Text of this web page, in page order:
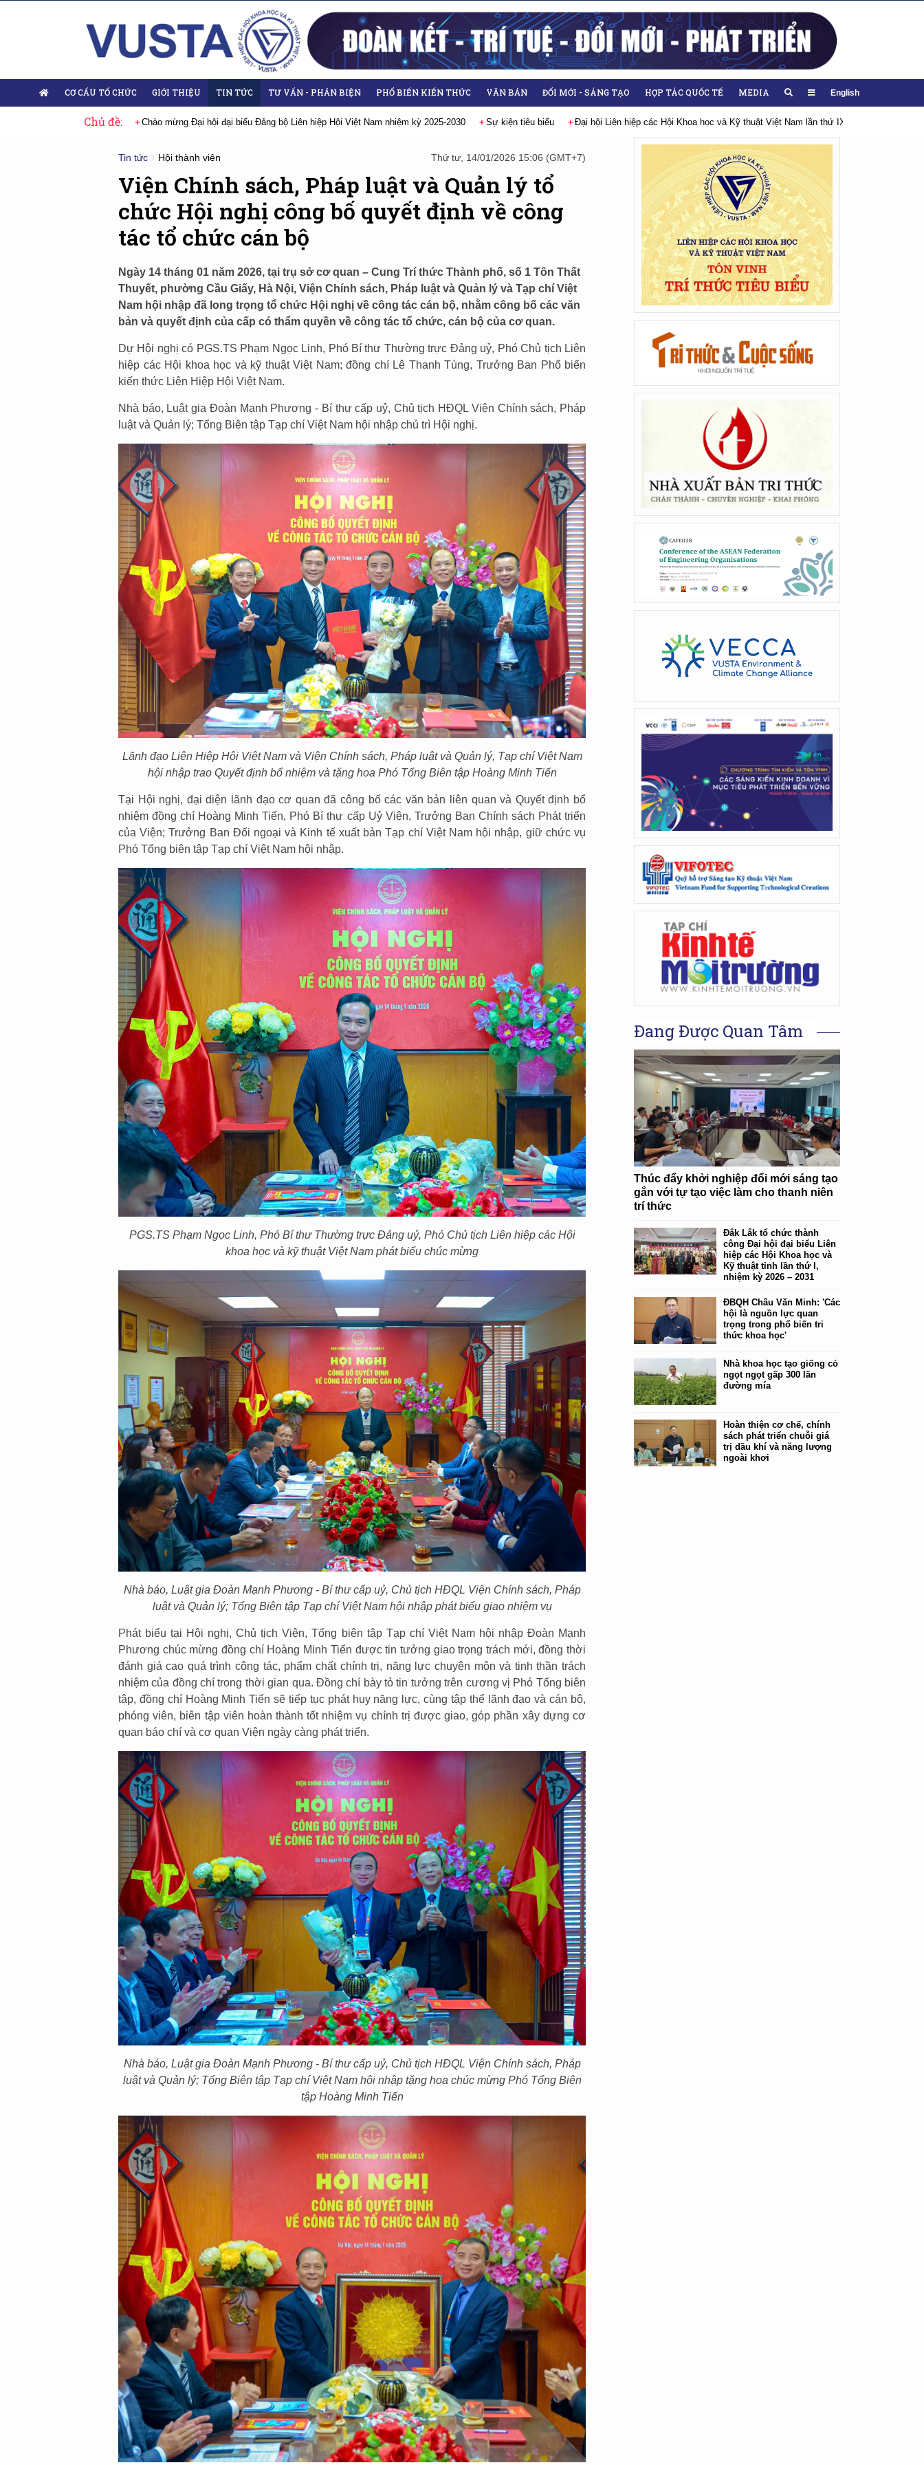
CƠ CẤU TỔ CHỨC GIỚI THIỆU TIN TỨC TƯ VẤN - PHẢN BIỆN PHỔ BIẾN KIẾN THỨC VĂN BẢN ĐỔI MỚI - SÁNG TẠO HỢP TÁC QUỐC TẾ MEDIA English
Chủ đề:
hiệp Hội Việt Nam nhiệm kỳ 2025-2030 Sự kiện tiêu biểu Đại hội Liên hiệp các Hội Khoa học và Kỹ thuật Việt Nam lần thứ IX, nhiệm kỳ 2026-2031 Hướng tới Đại hội lần thứ XIV của Đảng
Tin tức Hội thành viên Thứ tư, 14/01/2026 15:06 (GMT+7)
Viện Chính sách, Pháp luật và Quản lý tổ
chức Hội nghị công bố quyết định về công
tác tổ chức cán bộ
Ngày 14 tháng 01 năm 2026, tại trụ sở cơ quan – Cung Trí thức Thành phố, số 1 Tôn Thất
Thuyết, phường Cầu Giấy, Hà Nội, Viện Chính sách, Pháp luật và Quản lý và Tạp chí Việt
Nam hội nhập đã long trọng tổ chức Hội nghị về công tác cán bộ, nhằm công bố các văn
bản và quyết định của cấp có thẩm quyền về công tác tổ chức, cán bộ của cơ quan.
Dự Hội nghị có PGS.TS Phạm Ngọc Linh, Phó Bí thư Thường trực Đảng uỷ, Phó Chủ tịch Liên
hiệp các Hội khoa học và kỹ thuật Việt Nam; đồng chí Lê Thanh Tùng, Trưởng Ban Phổ biến
kiến thức Liên Hiệp Hội Việt Nam.
Nhà báo, Luật gia Đoàn Mạnh Phương - Bí thư cấp uỷ, Chủ tịch HĐQL Viện Chính sách, Pháp
luật và Quản lý; Tổng Biên tập Tạp chí Việt Nam hội nhập chủ trì Hội nghị.
Lãnh đạo Liên Hiệp Hội Việt Nam và Viện Chính sách, Pháp luật và Quản lý, Tạp chí Việt Nam
hội nhập trao Quyết định bổ nhiệm và tặng hoa Phó Tổng Biên tập Hoàng Minh Tiến
Tại Hội nghị, đại diện lãnh đạo cơ quan đã công bố các văn bản liên quan và Quyết định bổ
nhiệm đồng chí Hoàng Minh Tiến, Phó Bí thư cấp Uỷ Viện, Trưởng Ban Chính sách Phát triển
của Viện; Trưởng Ban Đối ngoại và Kinh tế xuất bản Tạp chí Việt Nam hội nhập, giữ chức vụ
Phó Tổng biên tập Tạp chí Việt Nam hội nhập.
PGS.TS Phạm Ngọc Linh, Phó Bí thư Thường trực Đảng uỷ, Phó Chủ tịch Liên hiệp các Hội
khoa học và kỹ thuật Việt Nam phát biểu chúc mừng
Nhà báo, Luật gia Đoàn Mạnh Phương - Bí thư cấp uỷ, Chủ tịch HĐQL Viện Chính sách, Pháp
luật và Quản lý; Tổng Biên tập Tạp chí Việt Nam hội nhập phát biểu giao nhiệm vụ
Phát biểu tại Hội nghị, Chủ tịch Viện, Tổng biên tập Tạp chí Việt Nam hội nhập Đoàn Mạnh
Phương chúc mừng đồng chí Hoàng Minh Tiến được tin tưởng giao trọng trách mới, đồng thời
đánh giá cao quá trình công tác, phẩm chất chính trị, năng lực chuyên môn và tinh thần trách
nhiệm của đồng chí trong thời gian qua. Đồng chí bày tỏ tin tưởng trên cương vị Phó Tổng biên
tập, đồng chí Hoàng Minh Tiến sẽ tiếp tục phát huy năng lực, cùng tập thể lãnh đạo và cán bộ,
phóng viên, biên tập viên hoàn thành tốt nhiệm vụ chính trị được giao, góp phần xây dựng cơ
quan báo chí và cơ quan Viện ngày càng phát triển.
Nhà báo, Luật gia Đoàn Mạnh Phương - Bí thư cấp uỷ, Chủ tịch HĐQL Viện Chính sách, Pháp
luật và Quản lý; Tổng Biên tập Tạp chí Việt Nam hội nhập tặng hoa chúc mừng Phó Tổng Biên
tập Hoàng Minh Tiến
Đang Được Quan Tâm
Thúc đẩy khởi nghiệp đổi mới sáng tạo
gắn với tự tạo việc làm cho thanh niên
trí thức
Đắk Lắk tổ chức thành
công Đại hội đại biểu Liên
hiệp các Hội Khoa học và
Kỹ thuật tỉnh lần thứ I,
nhiệm kỳ 2026 – 2031
ĐBQH Châu Văn Minh: 'Các
hội là nguồn lực quan
trọng trong phổ biến tri
thức khoa học'
Nhà khoa học tạo giống cỏ
ngọt ngọt gấp 300 lần
đường mía
Hoàn thiện cơ chế, chính
sách phát triển chuỗi giá
trị dầu khí và năng lượng
ngoài khơi